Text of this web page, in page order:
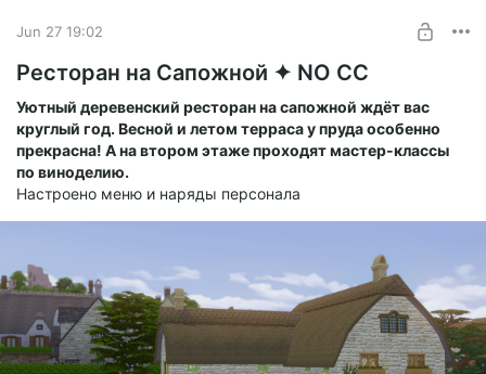
Jun 27 19:02
Ресторан на Сапожной ✦ NO CC
Уютный деревенский ресторан на сапожной ждёт вас
круглый год. Весной и летом терраса у пруда особенно
прекрасна! А на втором этаже проходят мастер-классы
по виноделию.
Настроено меню и наряды персонала